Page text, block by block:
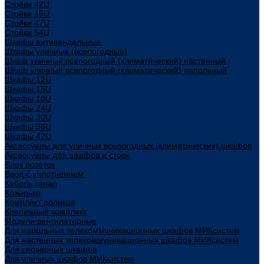
Стойки 42U
Стойки 45U
Стойки 47U
Стойки 54U
Шкафы антивандальные
Шкафы уличные (всепогодные)
Шкаф уличный всепогодный (климатический) настенный
Шкаф уличный всепогодный (климатический) напольный
Шкафы 12U
Шкафы 15U
Шкафы 18U
Шкафы 24U
Шкафы 30U
Шкафы 36U
Шкафы 42U
Аксессуары для уличных всепогодных (климатических) шкафов
Аксессуары для шкафов и стоек
Блок розеток
Ввод с уплотнением
Кабель канал
Козырьки
Комплект роликов
Крепежный комплект
Модули вентиляторные
Для напольных телекоммуникационных шкафов МИКсистем
Для настенных телекоммуникационных шкафов МИКсистем
Для серверных шкафов
Для уличных шкафов МИКсистем